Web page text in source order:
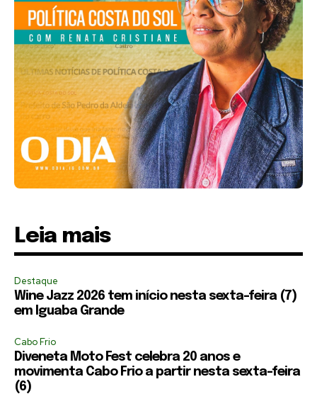
Leia mais
Destaque
Wine Jazz 2026 tem início nesta sexta-feira (7)
em Iguaba Grande
Cabo Frio
Diveneta Moto Fest celebra 20 anos e
movimenta Cabo Frio a partir nesta sexta-feira
(6)